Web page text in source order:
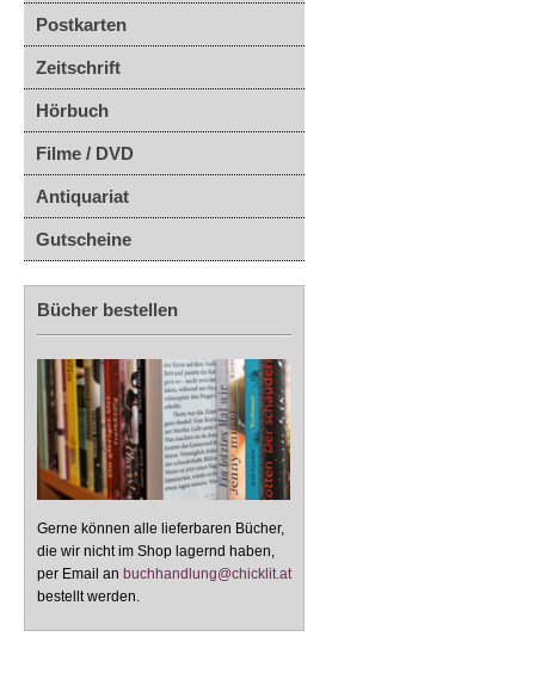
Postkarten
Zeitschrift
Hörbuch
Filme / DVD
Antiquariat
Gutscheine
Bücher bestellen
Gerne können alle lieferbaren Bücher,
die wir nicht im Shop lagernd haben,
per Email an buchhandlung@chicklit.at
bestellt werden.